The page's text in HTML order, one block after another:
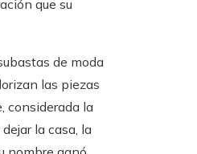
que su
de moda
las piezas
considerada la
la casa, la